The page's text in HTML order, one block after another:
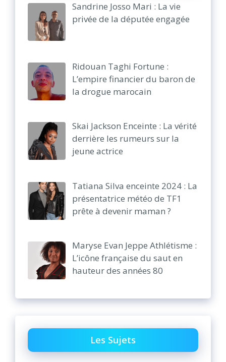
Sandrine Josso Mari : La vie
privée de la députée engagée
Ridouan Taghi Fortune :
L’empire financier du baron de
la drogue marocain
Skai Jackson Enceinte : La vérité
derrière les rumeurs sur la
jeune actrice
Tatiana Silva enceinte 2024 : La
présentatrice météo de TF1
prête à devenir maman ?
Maryse Evan Jeppe Athlétisme :
L’icône française du saut en
hauteur des années 80
Les Sujets